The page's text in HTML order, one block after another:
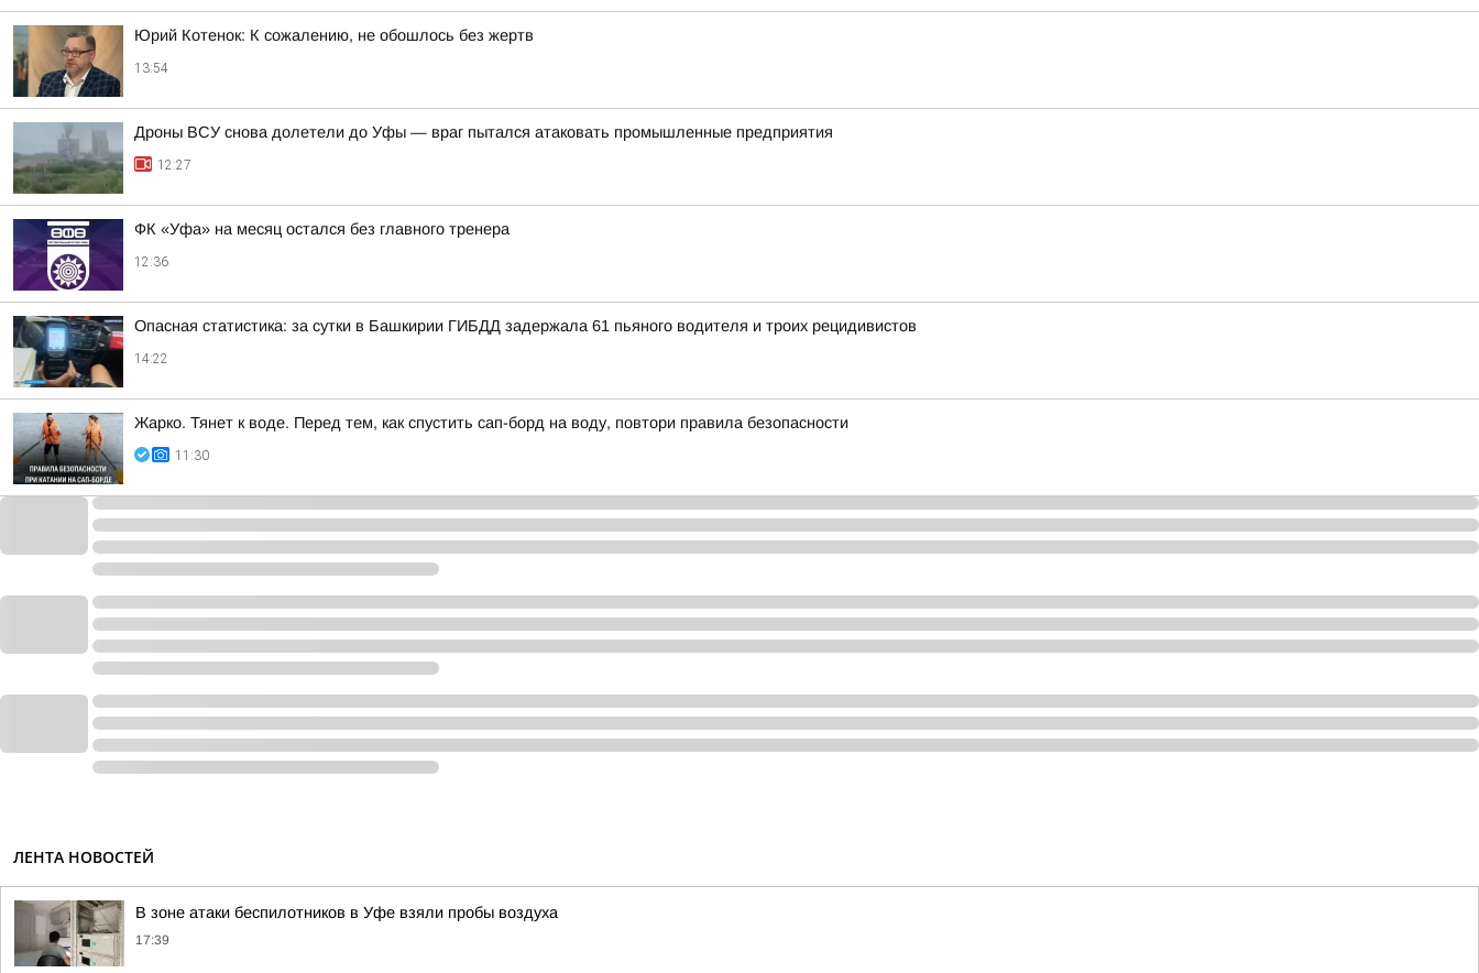
Юрий Котенок: К сожалению, не обошлось без жертв
13:54
Дроны ВСУ снова долетели до Уфы — враг пытался атаковать промышленные предприятия
12:27
ФК «Уфа» на месяц остался без главного тренера
12:36
Опасная статистика: за сутки в Башкирии ГИБДД задержала 61 пьяного водителя и троих рецидивистов
14:22
Жарко. Тянет к воде. Перед тем, как спустить сап-борд на воду, повтори правила безопасности
11:30
ЛЕНТА НОВОСТЕЙ
В зоне атаки беспилотников в Уфе взяли пробы воздуха
17:39